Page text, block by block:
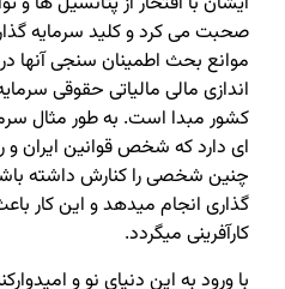
صحبت می کرد و کلید سرمایه
موانع بحث اطمینان سنجی آنها
اندازی مالی مالیاتی حقوقی
کشور مبدا است. به طور مثال
ای دارد که شخص قوانین ایران و
چنین شخصی را کنارش داشته
گذاری انجام میدهد و این کار
کارآفرینی میگردد.
با ورود به این دنیای نو و